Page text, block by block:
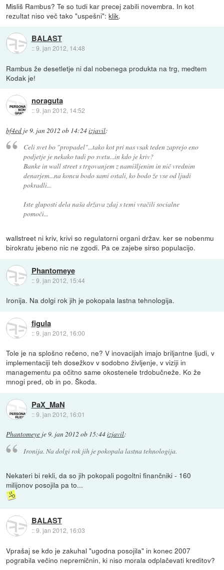
Misliš Rambus? Te so tudi kar precej zabili novembra. In kot
rezultat niso več tako "uspešni":klik.
BALAST
::9. jan 2012, 14:48
Rambus že desetletje ni dal nobenega produkta na trg, medtem
Kodak je!
noraguta
::9. jan 2012, 14:52
bf4ed je9. jan 2012 ob 14:24izjavil:
Celi svet bo "propadel"...tako kot pri nas vsak teden zaprejo eno
podjetje je nekako tudi po svetu...in kdo je kriv?
Banke in wall street s trgovanjem z namišljenim in nič vrednim
denarjem...na koncu bodo sami ostali, ko bodo že vse od ljudi
pokradli...
Iste gluposti dela naša država zdaj s temi vračili socialne
pomoči...
wallstreet ni kriv, krivi so regulatorni organi držav. ker se nobenmu
birokratu jebeno nic ne zgodi. Pa ce zajebe sirso populacijo.
Phantomeye
::9. jan 2012, 15:44
Ironija. Na dolgi rok jih je pokopala lastna tehnologija.
figula
::9. jan 2012, 16:00
Tole je na splošno rečeno, ne? V inovacijah imajo briljantne ljudi, v
implementaciji teh dosežkov v sodobno življenje, v viziji in
managementu pa očitno same okostenele trdobučneže. Ko že
mnogi pred, ob in po. Škoda.
PaX_MaN
::9. jan 2012, 16:01
Phantomeye je9. jan 2012 ob 15:44izjavil:
Ironija. Na dolgi rok jih je pokopala lastna tehnologija.
Nekateri bi rekli, da so jih pokopali pogoltni finančniki - 160
milijonov posojila pa to...
BALAST
::9. jan 2012, 16:03
Vprašaj se kdo je zakuhal "ugodna posojila" in konec 2007
pograbila večino nepremičnin, ki niso morala odplačevati kreditov?